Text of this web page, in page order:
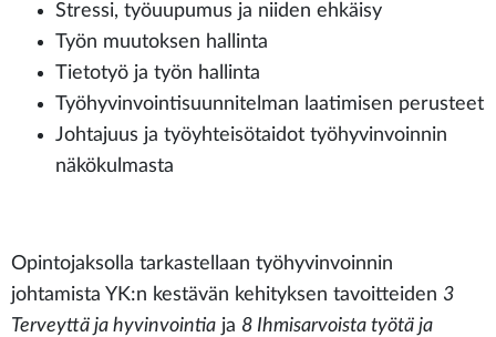
Stressi, työuupumus ja niiden ehkäisy
Työn muutoksen hallinta
Tietotyö ja työn hallinta
Työhyvinvointisuunnitelman laatimisen perusteet
Johtajuus ja työyhteisötaidot työhyvinvoinnin
näkökulmasta
Opintojaksolla tarkastellaan työhyvinvoinnin
johtamista YK:n kestävän kehityksen tavoitteiden 3
Terveyttä ja hyvinvointia ja 8 Ihmisarvoista työtä ja